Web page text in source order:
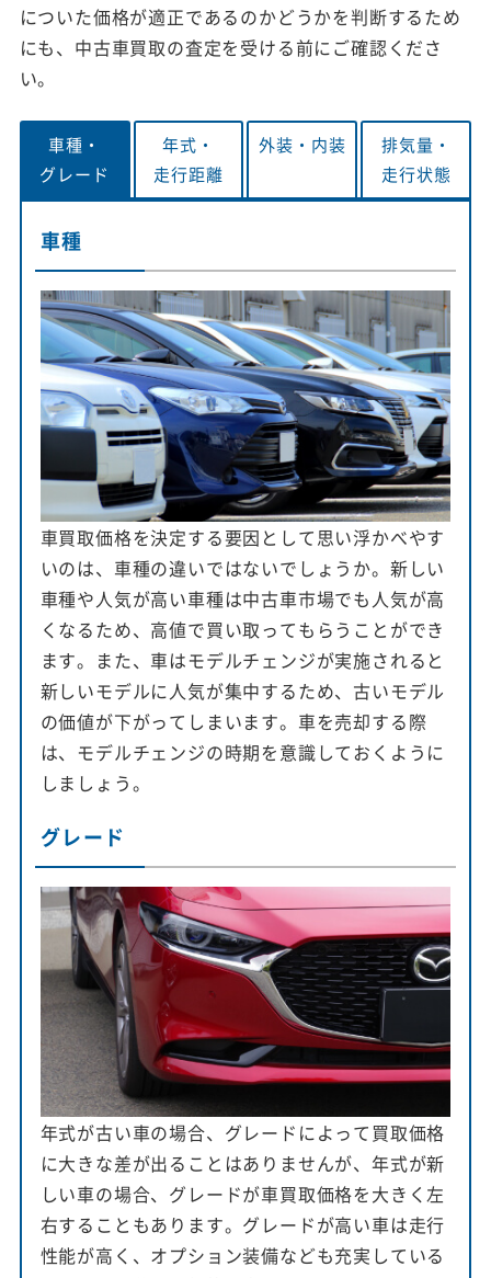
についた価格が適正であるのかどうかを判断するため
にも、中古車買取の査定を受ける前にご確認くださ
い。
車種・
グレード
年式・
走行距離
外装・ 内装
排気量・
走行状態
車種
車買取価格を決定する要因として思い浮かべやす
いのは、車種の違いではないでしょうか。新しい
車種や人気が高い車種は中古車市場でも人気が高
くなるため、高値で買い取ってもらうことができ
ます。また、車はモデルチェンジが実施されると
新しいモデルに人気が集中するため、古いモデル
の価値が下がってしまいます。車を売却する際
は、モデルチェンジの時期を意識しておくように
しましょう。
グレード
年式が古い車の場合、グレードによって買取価格
に大きな差が出ることはありませんが、年式が新
しい車の場合、グレードが車買取価格を大きく左
右することもあります。グレードが高い車は走行
性能が高く、オプション装備なども充実している